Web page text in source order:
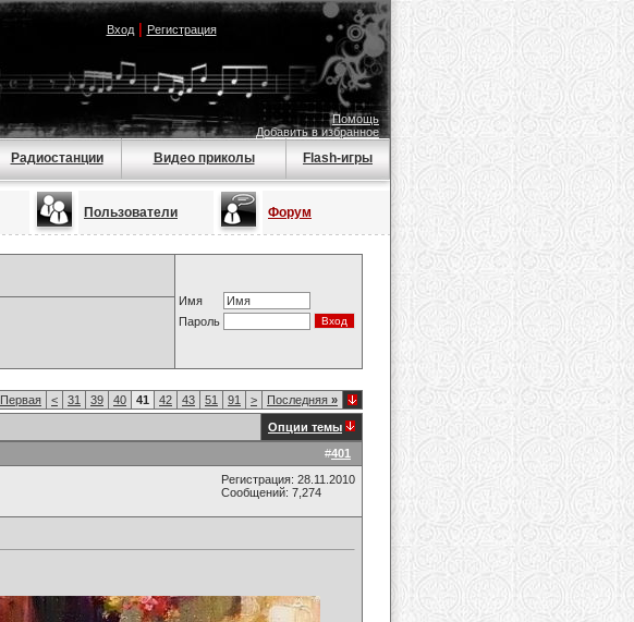
Вход| Регистрация
Помощь
Добавить в избранное
Радиостанции Видео приколы Flash-игры
Пользователи Форум
Имя
Пароль
Первая < 31 39 40 41 42 43 51 91 > Последняя »
Опции темы
#401
Регистрация: 28.11.2010
Сообщений: 7,274